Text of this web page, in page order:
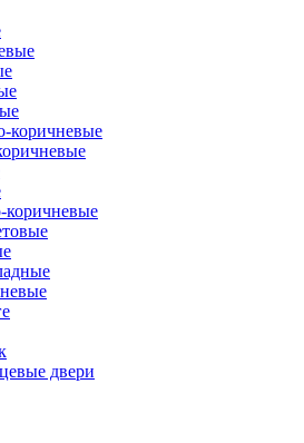
коричневые
коричневые
двери